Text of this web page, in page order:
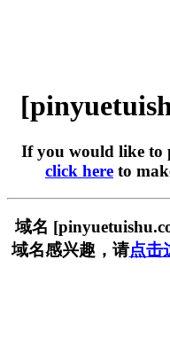
If you would like to
click here to
域名
域名感兴趣，请点击